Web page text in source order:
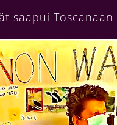
saapui Toscanaan